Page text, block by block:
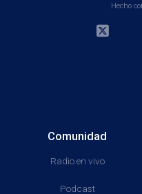
Hecho
Comunidad
Radio en vivo
Podcast